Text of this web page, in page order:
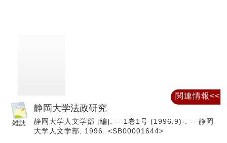
静岡大学法政研究
静岡大学人文学部 [編]. -- 1巻1号 (1996.9)-. -- 静岡
大学人文学部, 1996. <SB00001644>
関連情報<<